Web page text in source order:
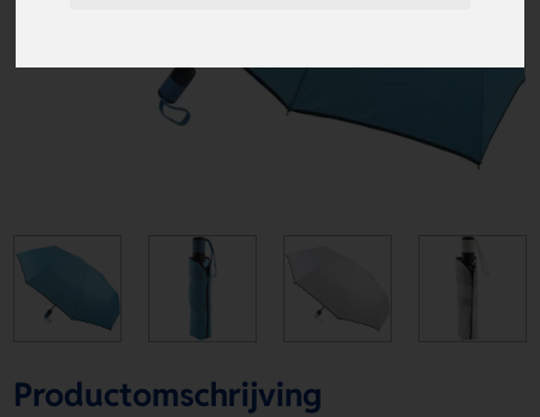
Productomschrijving